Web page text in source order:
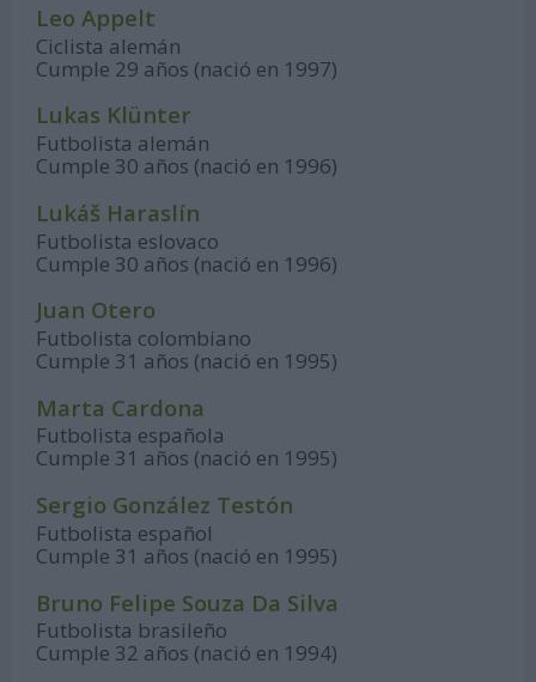
Leo Appelt
Ciclista alemán
Cumple 29 años (nació en 1997)
Lukas Klünter
Futbolista alemán
Cumple 30 años (nació en 1996)
Lukáš Haraslín
Futbolista eslovaco
Cumple 30 años (nació en 1996)
Juan Otero
Futbolista colombiano
Cumple 31 años (nació en 1995)
Marta Cardona
Futbolista española
Cumple 31 años (nació en 1995)
Sergio González Testón
Futbolista español
Cumple 31 años (nació en 1995)
Bruno Felipe Souza Da Silva
Futbolista brasileño
Cumple 32 años (nació en 1994)